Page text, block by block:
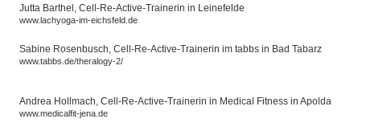
Jutta Barthel, Cell-Re-Active-Trainerin in Leinefelde
www.lachyoga-im-eichsfeld.de
Sabine Rosenbusch, Cell-Re-Active-Trainerin im tabbs in Bad Tabarz
www.tabbs.de/theralogy-2/
Andrea Hollmach, Cell-Re-Active-Trainerin in Medical Fitness in Apolda
www.medicalfit-jena.de